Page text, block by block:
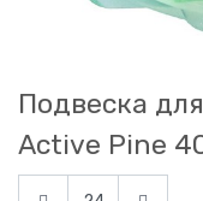
Подвеска
Active Pine